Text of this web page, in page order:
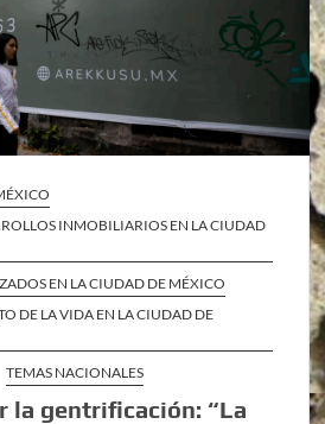
INMOBILIARIOS EN LA CIUDAD
EN LA CIUDAD DE MÉXICO
DE LA VIDA EN LA CIUDAD DE
TEMAS NACIONALES
la gentrificación: “La